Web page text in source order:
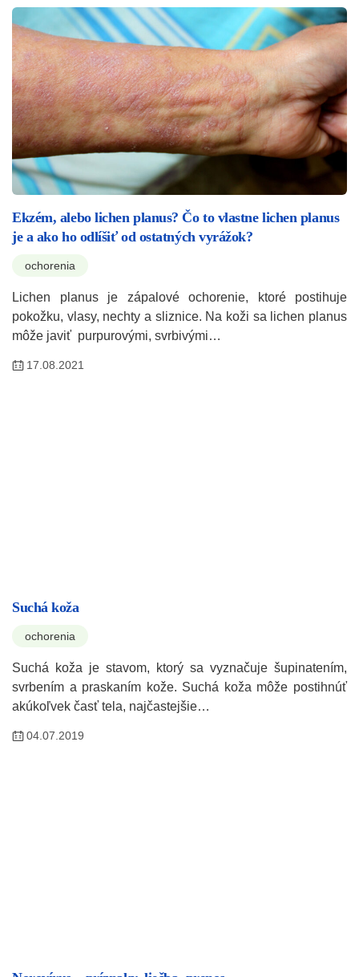
Ekzém, alebo lichen planus? Čo to vlastne lichen planus
je a ako ho odlíšiť od ostatných vyrážok?
ochorenia
Lichen planus je zápalové ochorenie, ktoré postihuje
pokožku, vlasy, nechty a sliznice. Na koži sa lichen planus
môže javiť purpurovými, svrbivými…
17.08.2021
Suchá koža
ochorenia
Suchá koža je stavom, ktorý sa vyznačuje šupinatením,
svrbením a praskaním kože. Suchá koža môže postihnúť
akúkoľvek časť tela, najčastejšie…
04.07.2019